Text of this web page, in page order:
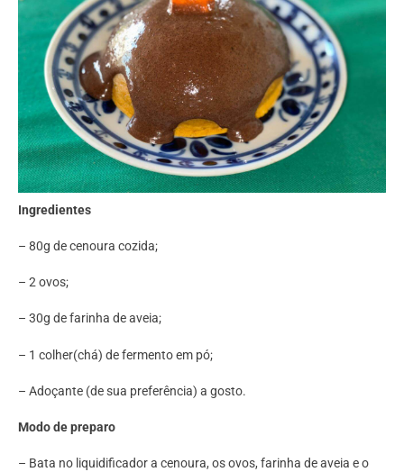
Ingredientes
– 80g de cenoura cozida;
– ⁠2 ovos;
– ⁠30g de farinha de aveia;
– ⁠1 colher(chá) de fermento em pó;
– ⁠Adoçante (de sua preferência) a gosto.
Modo de preparo
– Bata no liquidificador a cenoura, os ovos, farinha de aveia e o